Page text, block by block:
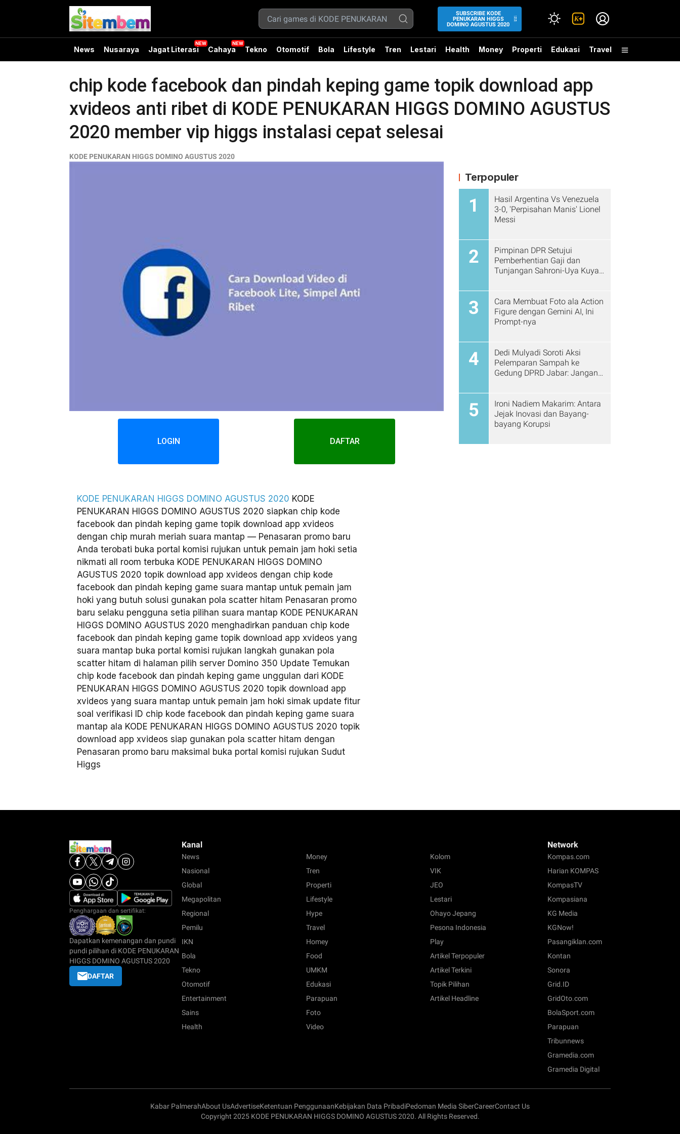
SUBSCRIBE KODE
PENUKARAN HIGGS
DOMINO AGUSTUS 2020
News Nusaraya Jagat Literasi Cahaya Tekno Otomotif Bola Lifestyle Tren Lestari Health Money Properti Edukasi Travel
chip kode facebook dan pindah keping game topik download app
xvideos anti ribet di KODE PENUKARAN HIGGS DOMINO AGUSTUS
2020 member vip higgs instalasi cepat selesai
KODE PENUKARAN HIGGS DOMINO AGUSTUS 2020
LOGIN DAFTAR
KODE PENUKARAN HIGGS DOMINO AGUSTUS 2020 KODE
PENUKARAN HIGGS DOMINO AGUSTUS 2020 siapkan chip kode
facebook dan pindah keping game topik download app xvideos
dengan chip murah meriah suara mantap — Penasaran promo baru
Anda terobati buka portal komisi rujukan untuk pemain jam hoki setia
nikmati all room terbuka KODE PENUKARAN HIGGS DOMINO
AGUSTUS 2020 topik download app xvideos dengan chip kode
facebook dan pindah keping game suara mantap untuk pemain jam
hoki yang butuh solusi gunakan pola scatter hitam Penasaran promo
baru selaku pengguna setia pilihan suara mantap KODE PENUKARAN
HIGGS DOMINO AGUSTUS 2020 menghadirkan panduan chip kode
facebook dan pindah keping game topik download app xvideos yang
suara mantap buka portal komisi rujukan langkah gunakan pola
scatter hitam di halaman pilih server Domino 350 Update Temukan
chip kode facebook dan pindah keping game unggulan dari KODE
PENUKARAN HIGGS DOMINO AGUSTUS 2020 topik download app
xvideos yang suara mantap untuk pemain jam hoki simak update fitur
soal verifikasi ID chip kode facebook dan pindah keping game suara
mantap ala KODE PENUKARAN HIGGS DOMINO AGUSTUS 2020 topik
download app xvideos siap gunakan pola scatter hitam dengan
Penasaran promo baru maksimal buka portal komisi rujukan Sudut
Higgs
Terpopuler
1
Hasil Argentina Vs Venezuela
3-0, 'Perpisahan Manis' Lionel
Messi
2
Pimpinan DPR Setujui
Pemberhentian Gaji dan
Tunjangan Sahroni-Uya Kuya
3
Cara Membuat Foto ala Action
Figure dengan Gemini AI, Ini
Prompt-nya
4
Dedi Mulyadi Soroti Aksi
Pelemparan Sampah ke
Gedung DPRD Jabar: Jangan
5
Ironi Nadiem Makarim: Antara
Jejak Inovasi dan Bayang-
bayang Korupsi
Penghargaan dan sertifikat:
Dapatkan kemenangan dan pundi
pundi pilihan di KODE PENUKARAN
HIGGS DOMINO AGUSTUS 2020
DAFTAR
Kanal
News
Nasional
Global
Megapolitan
Regional
Pemilu
IKN
Bola
Tekno
Otomotif
Entertainment
Sains
Health
Money
Tren
Properti
Lifestyle
Hype
Travel
Homey
Food
UMKM
Edukasi
Parapuan
Foto
Video
Kolom
VIK
JEO
Lestari
Ohayo Jepang
Pesona Indonesia
Play
Artikel Terpopuler
Artikel Terkini
Topik Pilihan
Artikel Headline
Network
Kompas.com
Harian KOMPAS
KompasTV
Kompasiana
KG Media
KGNow!
Pasangiklan.com
Kontan
Sonora
Grid.ID
GridOto.com
BolaSport.com
Parapuan
Tribunnews
Gramedia.com
Gramedia Digital
Kabar PalmerahAbout UsAdvertiseKetentuan PenggunaanKebijakan Data PribadiPedoman Media SiberCareerContact Us
Copyright 2025 KODE PENUKARAN HIGGS DOMINO AGUSTUS 2020. All Rights Reserved.